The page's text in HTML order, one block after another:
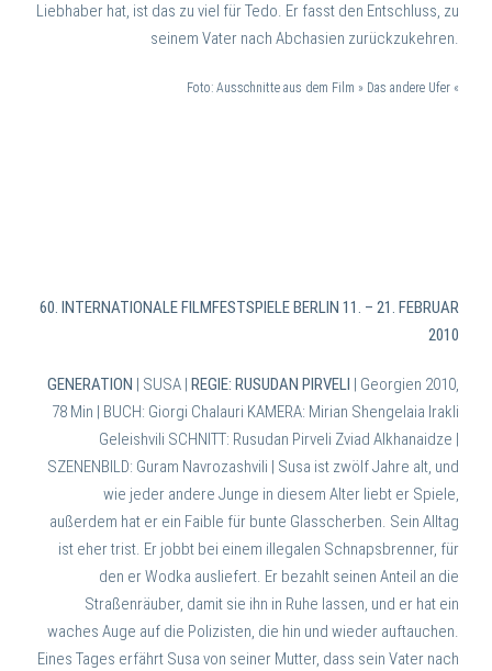
Liebhaber hat, ist das zu viel für Tedo. Er fasst den Entschluss, zu
seinem Vater nach Abchasien zurückzukehren.
Foto: Ausschnitte aus dem Film » Das andere Ufer «
60. INTERNATIONALE FILMFESTSPIELE BERLIN 11. – 21. FEBRUAR
2010
GENERATION | SUSA | REGIE: RUSUDAN PIRVELI
| Georgien 2010,
78 Min |
BUCH: Giorgi Chalauri KAMERA: Mirian Shengelaia Irakli
Geleishvili SCHNITT: Rusudan Pirveli Zviad Alkhanaidze |
SZENENBILD: Guram Navrozashvili | Susa ist zwölf Jahre alt, und
wie jeder andere Junge in diesem Alter liebt er Spiele,
außerdem hat er ein Faible für bunte Glasscherben. Sein Alltag
ist eher trist. Er jobbt bei einem illegalen Schnapsbrenner, für
den er Wodka ausliefert. Er bezahlt seinen Anteil an die
Straßenräuber, damit sie ihn in Ruhe lassen, und er hat ein
waches Auge auf die Polizisten, die hin und wieder auftauchen.
Eines Tages erfährt Susa von seiner Mutter, dass sein Vater nach